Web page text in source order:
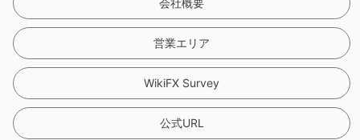
会社概要
営業エリア
WikiFX Survey
公式URL